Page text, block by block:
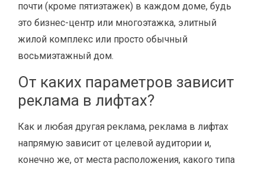
почти (кроме пятиэтажек) в каждом доме, будь
это бизнес-центр или многоэтажка, элитный
жилой комплекс или просто обычный
восьмиэтажный дом.
От каких параметров зависит
реклама в лифтах?
Как и любая другая реклама, реклама в лифтах
напрямую зависит от целевой аудитории и,
конечно же, от места расположения, какого типа